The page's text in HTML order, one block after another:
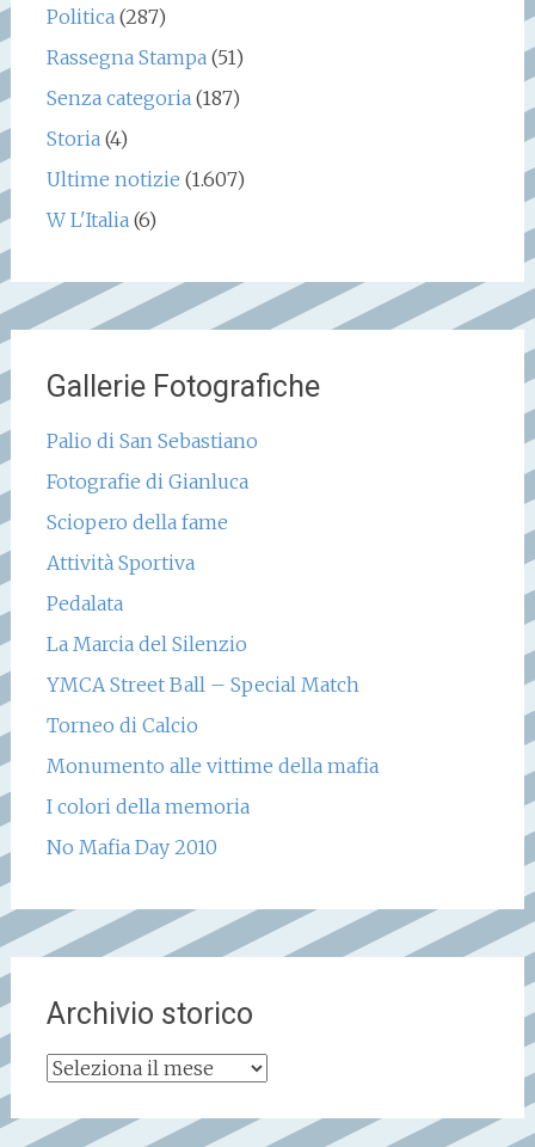
Politica(287)
Rassegna Stampa(51)
Senza categoria(187)
Storia(4)
Ultime notizie (1.607)
W L'Italia(6)
Gallerie Fotografiche
Palio di San Sebastiano
Fotografie di Gianluca
Sciopero della fame
Attività Sportiva
Pedalata
La Marcia del Silenzio
YMCA Street Ball – Special Match
Torneo di Calcio
Monumento alle vittime della mafia
I colori della memoria
No Mafia Day 2010
Archivio storico
Archivio